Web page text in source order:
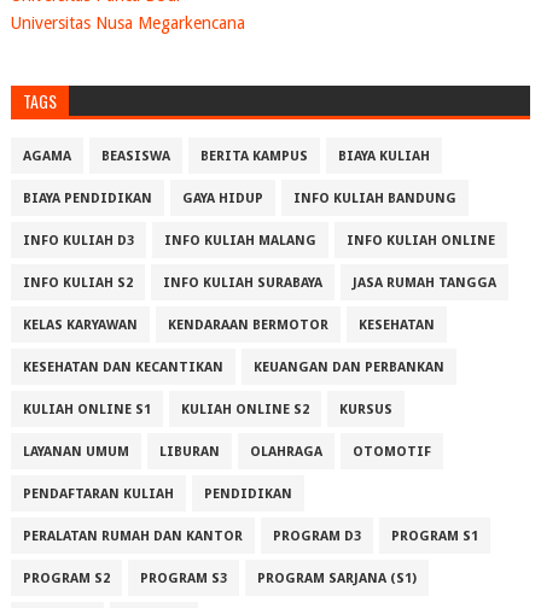
Universitas Nusa Megarkencana
TAGS
AGAMA BEASISWA BERITA KAMPUS BIAYA KULIAH
BIAYA PENDIDIKAN GAYA HIDUP INFO KULIAH BANDUNG
INFO KULIAH D3 INFO KULIAH MALANG INFO KULIAH ONLINE
INFO KULIAH S2 INFO KULIAH SURABAYA JASA RUMAH TANGGA
KELAS KARYAWAN KENDARAAN BERMOTOR KESEHATAN
KESEHATAN DAN KECANTIKAN KEUANGAN DAN PERBANKAN
KULIAH ONLINE S1 KULIAH ONLINE S2 KURSUS
LAYANAN UMUM LIBURAN OLAHRAGA OTOMOTIF
PENDAFTARAN KULIAH PENDIDIKAN
PERALATAN RUMAH DAN KANTOR PROGRAM D3 PROGRAM S1
PROGRAM S2 PROGRAM S3 PROGRAM SARJANA (S1)